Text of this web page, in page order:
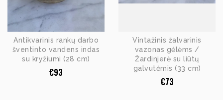
Antikvarinis rankų darbo
šventinto vandens indas
su kryžiumi (28 cm)
€93
Vintažinis žalvarinis
vazonas gėlėms /
Žardinjerė su liūtų
galvutėmis (33 cm)
€73